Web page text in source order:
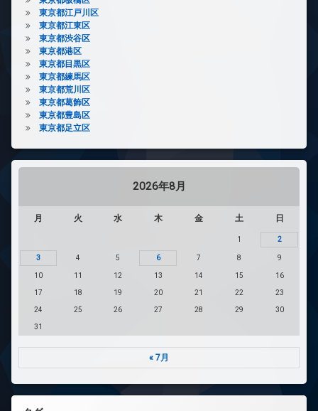
東京都江戸川区
東京都江東区
東京都渋谷区
東京都港区
東京都目黒区
東京都練馬区
東京都荒川区
東京都葛飾区
東京都豊島区
東京都足立区
2026年8月
月 火 水 木 金 土 日
1 2
3 4 5 6 7 8 9
10 11 12 13 14 15 16
17 18 19 20 21 22 23
24 25 26 27 28 29 30
31
« 7月